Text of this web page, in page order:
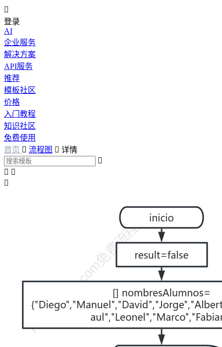

登录
AI
企业服务
解决方案
API服务
推荐
模板社区
价格
入门教程
知识社区
免费使用
首页  流程图  详情

 
